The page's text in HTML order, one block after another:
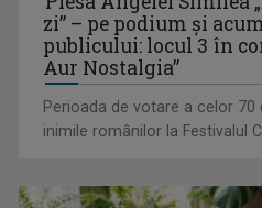
zi” – pe podium şi
publicului: locul 3 în
Aur Nostalgia”
Perioada de votare a celor
inimile românilor la Festivalul